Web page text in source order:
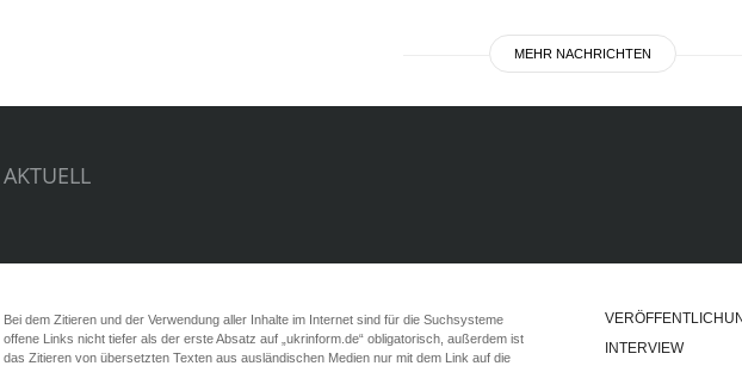
MEHR NACHRICHTEN
AKTUELL
INTERVIEW
Bei dem Zitieren und der Verwendung aller Inhalte im Internet sind für die Suchsysteme
offene Links nicht tiefer als der erste Absatz auf „ukrinform.de“ obligatorisch, außerdem ist
das Zitieren von übersetzten Texten aus ausländischen Medien nur mit dem Link auf die